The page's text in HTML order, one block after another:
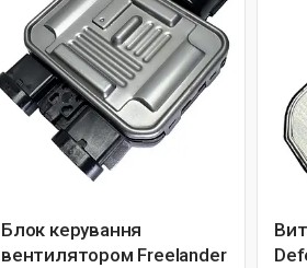
Блок керування
вентилятором Freelander